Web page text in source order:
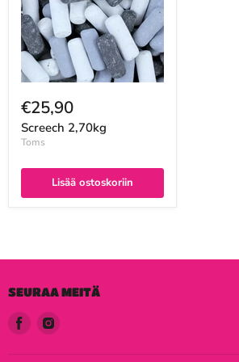
€25,90
Screech 2,70kg
Toms
Lisää ostoskoriin
SEURAA MEITÄ
Löydä
meidät
Facebook
Löydä
Instagram